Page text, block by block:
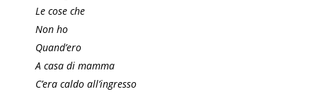
Le cose che
Non ho
Quand’ero
A casa di mamma
C’era caldo all’ingresso